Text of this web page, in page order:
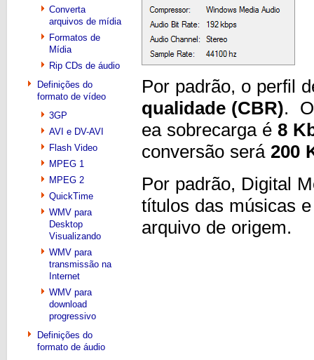
Converta
arquivos de mídia
Formatos de
Mídia
Rip CDs de áudio
Definições do
formato de vídeo
3GP
AVI e DV-AVI
Flash Video
MPEG 1
MPEG 2
QuickTime
WMV para
Desktop
Visualizando
WMV para
transmissão na
Internet
WMV para
download
progressivo
Definições do
formato de áudio
Por padrão, o perfil
qualidade (CBR).
ea sobrecarga é 8
conversão será 200
Por padrão, Digital
títulos das músicas
arquivo de origem.